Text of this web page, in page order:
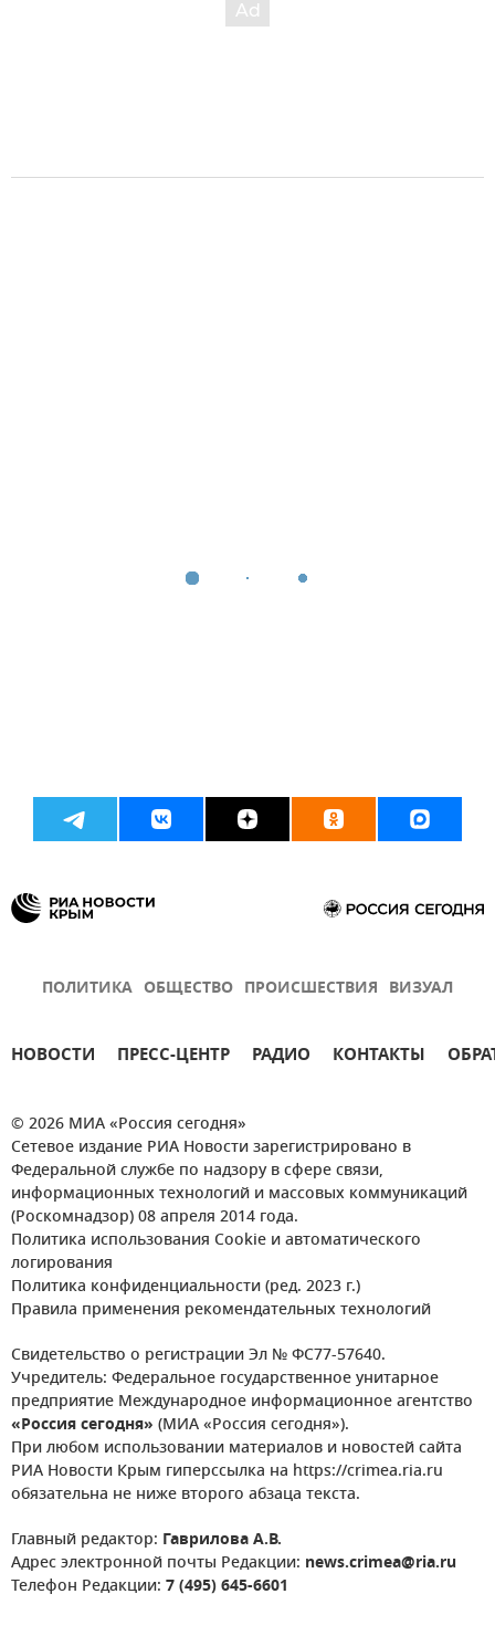
ПОЛИТИКА ОБЩЕСТВО ПРОИСШЕСТВИЯ ВИЗУАЛ
НОВОСТИ ПРЕСС-ЦЕНТР РАДИО КОНТАКТЫ
© 2026 МИА «Россия сегодня»
Сетевое издание РИА Новости зарегистрировано в
Федеральной службе по надзору в сфере связи,
информационных технологий и массовых коммуникаций
(Роскомнадзор) 08 апреля 2014 года.
Политика использования Cookie и автоматического
логирования
Политика конфиденциальности (ред. 2023 г.)
Правила применения рекомендательных технологий
Свидетельство о регистрации Эл № ФС77-57640.
Учредитель: Федеральное государственное унитарное
предприятие Международное информационное агентство
«Россия сегодня» (МИА «Россия сегодня»).
При любом использовании материалов и новостей сайта
РИА Новости Крым гиперссылка на https://crimea.ria.ru
обязательна не ниже второго абзаца текста.
Главный редактор: Гаврилова А.В.
Адрес электронной почты Редакции: news.crimea@ria.ru
Телефон Редакции: 7 (495) 645-6601